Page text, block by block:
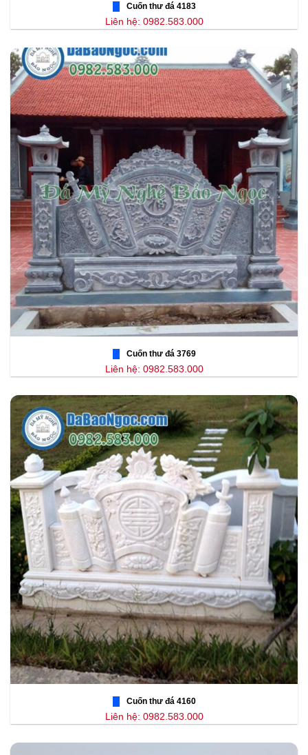
Cuốn thư đá 4183
Liên hệ: 0982.583.000
Cuốn thư đá 3769
Liên hệ: 0982.583.000
Cuốn thư đá 4160
Liên hệ: 0982.583.000